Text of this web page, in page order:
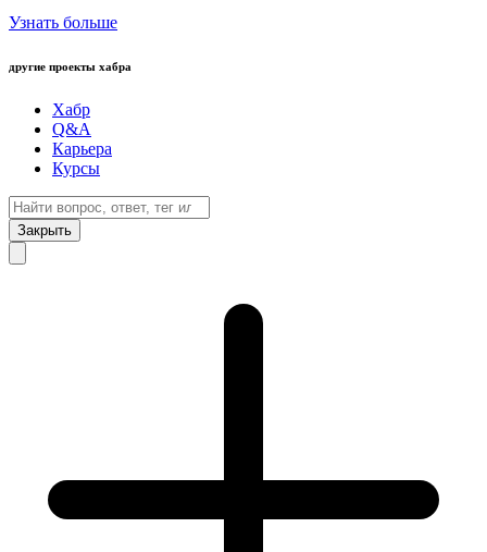
Узнать больше
другие проекты хабра
Хабр
Q&A
Карьера
Курсы
Закрыть